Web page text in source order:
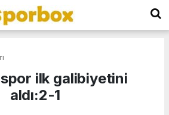
ilk galibiyetini
aldı:2-1